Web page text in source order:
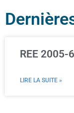
REE 2005-
LIRE LA SUITE »